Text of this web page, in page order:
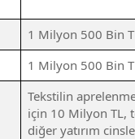
1 Milyon 500 Bin
1 Milyon 500 Bin
Tekstilin
için 10 Milyon TL,
diğer yatırım